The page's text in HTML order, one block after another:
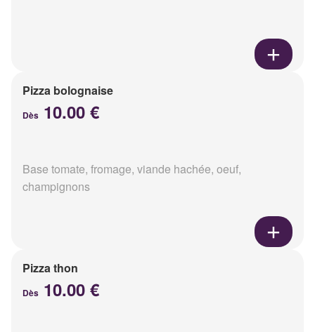
Pizza bolognaise
Dès 10.00 €
Base tomate, fromage, viande hachée, oeuf,
champignons
Pizza thon
Dès 10.00 €